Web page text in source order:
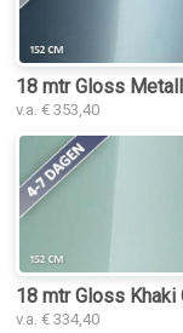
18 mtr Gloss
v.a. € 353,40
18 mtr Gloss
v.a. € 334,40